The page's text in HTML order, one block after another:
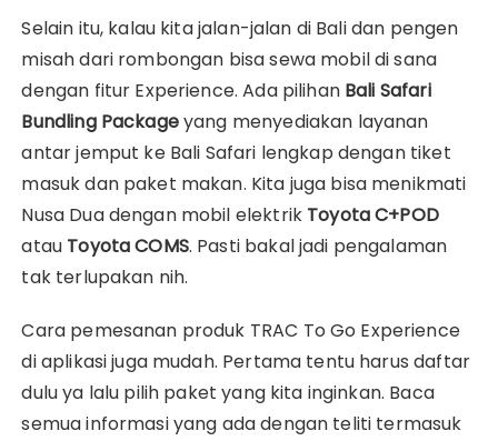
Selain itu, kalau kita jalan-jalan di Bali dan pengen
misah dari rombongan bisa sewa mobil di sana
dengan fitur Experience. Ada pilihan Bali Safari
Bundling Packageyang menyediakan layanan
antar jemput ke Bali Safari lengkap dengan tiket
masuk dan paket makan. Kita juga bisa menikmati
Nusa Dua dengan mobil elektrik Toyota C+POD
atau Toyota COMS. Pasti bakal jadi pengalaman
tak terlupakan nih.
Cara pemesanan produk TRAC To Go Experience
di aplikasi juga mudah. Pertama tentu harus daftar
dulu ya lalu pilih paket yang kita inginkan. Baca
semua informasi yang ada dengan teliti termasuk